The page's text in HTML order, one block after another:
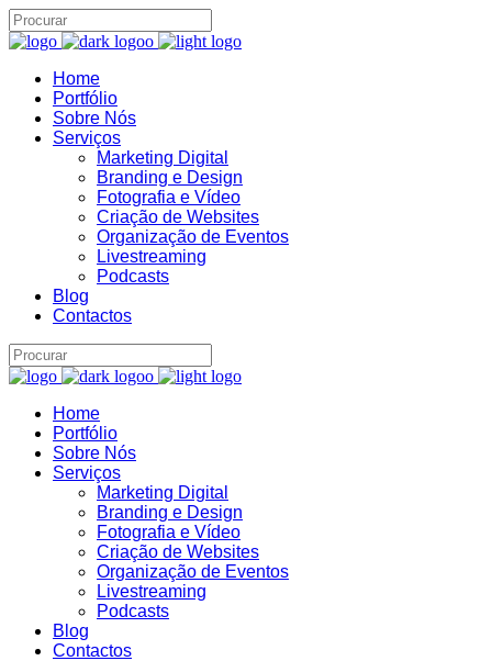
Home
Portfólio
Sobre Nós
Serviços
Marketing Digital
Branding e Design
Fotografia e Vídeo
Criação de Websites
Organização de Eventos
Livestreaming
Podcasts
Blog
Contactos
Home
Portfólio
Sobre Nós
Serviços
Marketing Digital
Branding e Design
Fotografia e Vídeo
Criação de Websites
Organização de Eventos
Livestreaming
Podcasts
Blog
Contactos
B22
Assistente IA · Brand22
Online
20:02